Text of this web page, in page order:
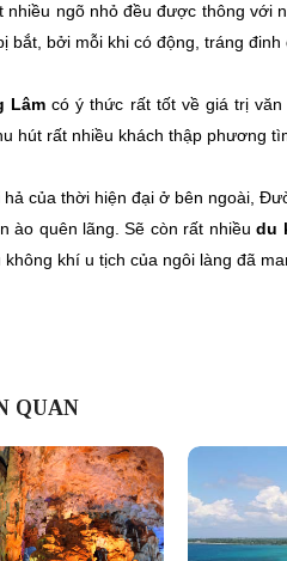
ngõ nhỏ đều được thông với
bắt, bởi mỗi khi có động, tráng
Lâm có ý thức rất tốt về giá trị
hút rất nhiều khách thập phương
của thời hiện đại ở bên ngoài,
ào quên lãng. Sẽ còn rất nhiềudu
khí u tịch của ngôi làng đã
QUAN